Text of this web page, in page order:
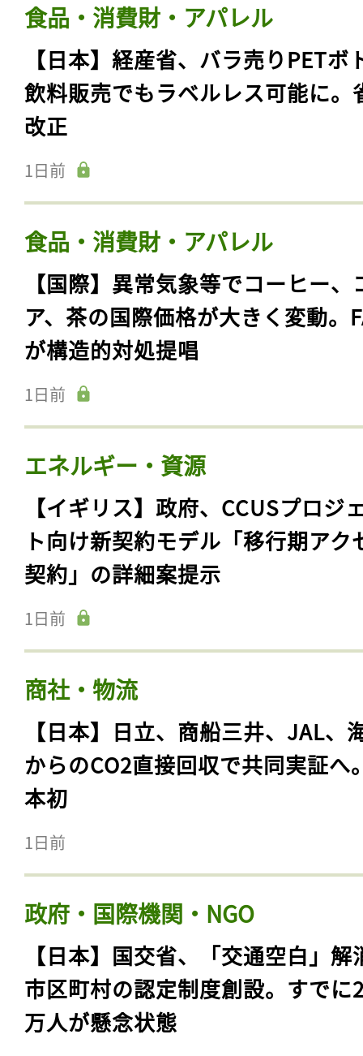
食品・消費財・アパレル
【日本】経産省、バラ売りPETボ
飲料販売でもラベルレス可能に。
改正
1日前
食品・消費財・アパレル
【国際】異常気象等でコーヒー、
ア、茶の国際価格が大きく変動。
が構造的対処提唱
1日前
エネルギー・資源
【イギリス】政府、CCUSプロジ
ト向け新契約モデル「移行期アク
契約」の詳細案提示
1日前
商社・物流
【日本】日立、商船三井、JAL、
からのCO2直接回収で共同実証へ
本初
1日前
政府・国際機関・NGO
【日本】国交省、「交通空白」解
市区町村の認定制度創設。すでに
万人が懸念状態